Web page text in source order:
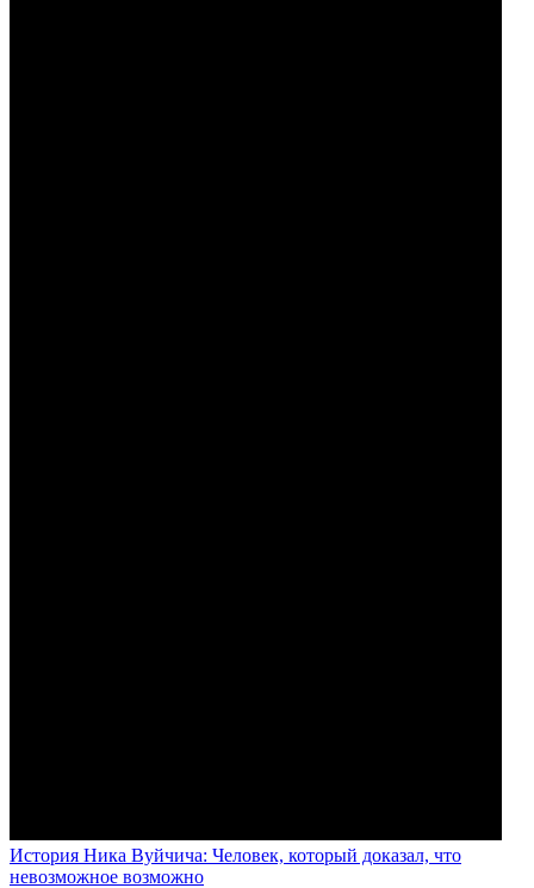
История Ника Вуйчича: Человек, который доказал, что
невозможное возможно